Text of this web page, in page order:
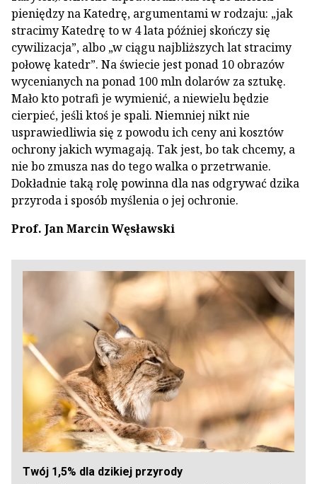
pieniędzy na Katedrę, argumentami w rodzaju: „jak
stracimy Katedrę to w 4 lata później skończy się
cywilizacja”, albo „w ciągu najbliższych lat stracimy
połowę katedr”. Na świecie jest ponad 10 obrazów
wycenianych na ponad 100 mln dolarów za sztukę.
Mało kto potrafi je wymienić, a niewielu będzie
cierpieć, jeśli ktoś je spali. Niemniej nikt nie
usprawiedliwia się z powodu ich ceny ani kosztów
ochrony jakich wymagają. Tak jest, bo tak chcemy, a
nie bo zmusza nas do tego walka o przetrwanie.
Dokładnie taką rolę powinna dla nas odgrywać dzika
przyroda i sposób myślenia o jej ochronie.
Prof. Jan Marcin Węsławski
Twój 1,5% dla dzikiej przyrody